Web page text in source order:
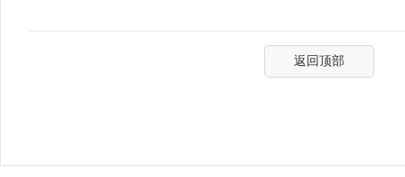
返回顶部